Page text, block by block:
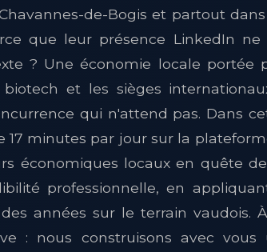
de-Bogis et partout
que leur présence LinkedIn
? Une économie locale portée
biotech et les sièges
qui n'attend pas. Dans
17 minutes par jour sur la
économiques locaux en quête
professionnelle, en
années sur le terrain vaudois.
: nous construisons avec vous